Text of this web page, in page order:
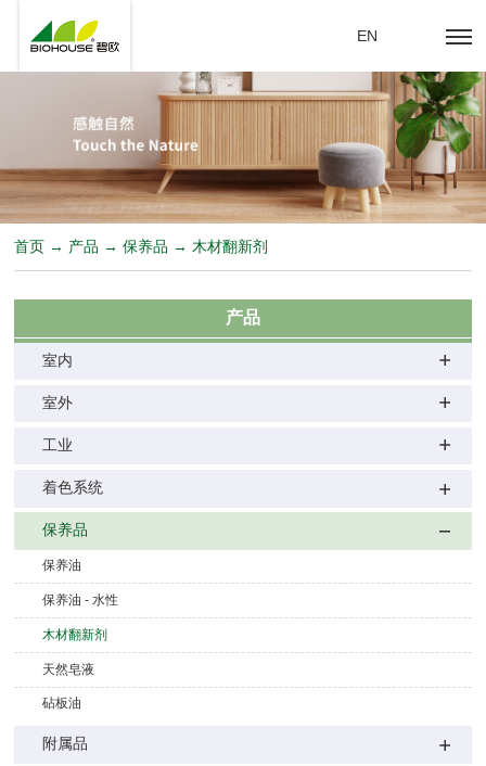
EN
首页 → 产品 → 保养品 → 木材翻新剂
产品
室内
室外
工业
着色系统
保养品
保养油
保养油 - 水性
木材翻新剂
天然皂液
砧板油
附属品